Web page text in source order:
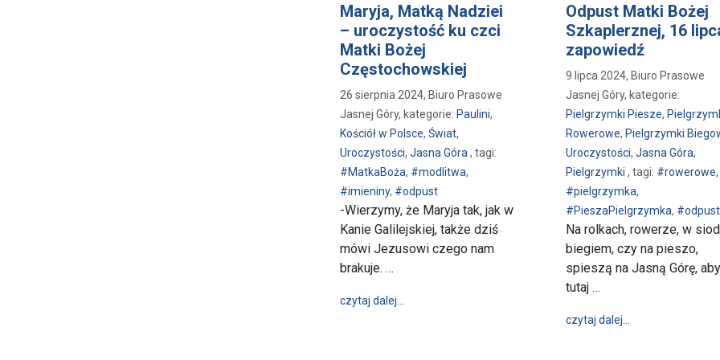
Maryja, Matką Nadziei
– uroczystość ku czci
Matki Bożej
Częstochowskiej
26 sierpnia 2024, Biuro Prasowe
Jasnej Góry, kategorie: Paulini,
Kościół w Polsce, Świat,
Uroczystości, Jasna Góra, tagi:
#MatkaBoża, #modlitwa,
#imieniny, #odpust
-Wierzymy, że Maryja tak, jak w
Kanie Galilejskiej, także dziś
mówi Jezusowi czego nam
brakuje. …
czytaj dalej… wpis Maryja, Matką Nadziei – uroczystość ku czci Matki Bożej
Odpust Matki Bożej
Szkaplerznej, 16
zapowiedź
9 lipca 2024, Biuro Prasowe
Jasnej Góry, kategorie:
Pielgrzymki Piesze,
Rowerowe, Pielgrzymki
Uroczystości, Jasna Góra,
Pielgrzymki , tagi: #rowerowe,
#pielgrzymka,
#PieszaPielgrzymka, #odpust
Na rolkach, rowerze, w
biegiem, czy na pieszo,
spieszą na Jasną Górę, aby
tutaj …
czytaj dalej…